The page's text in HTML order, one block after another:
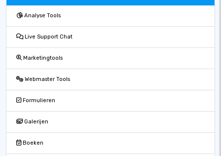
Analyse Tools
Live Support Chat
Marketingtools
Webmaster Tools
Formulieren
Galerijen
Boeken